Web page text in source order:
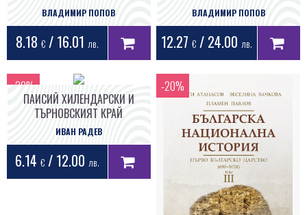
ВЛАДИМИР ПОПОВ
8.18 €/ 16.01 лв.
ВЛАДИМИР ПОПОВ
12.27€ / 24.00лв.
ПАИСИЙ ХИЛЕНДАРСКИ И
ТЪРНОВСКИЯТ КРАЙ
ИВАН РАДЕВ
6.14 €/ 12.00 лв.